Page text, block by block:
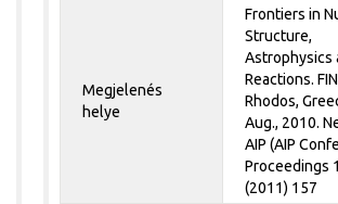
Megjelenés
helye
Frontiers in
Structure,
Astrophysics
Reactions.
Rhodos,
Aug., 2010.
AIP (AIP
Proceedings
(2011) 157